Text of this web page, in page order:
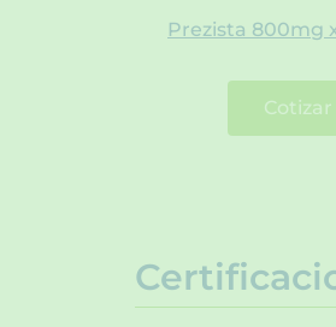
Prezista 800mg
Cotizar